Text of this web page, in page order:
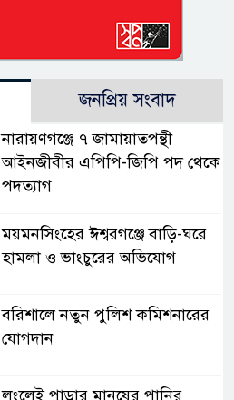
জনপ্রিয় সংবাদ
নারায়ণগঞ্জে ৭ জামায়াতপন্থী
আইনজীবীর এপিপি-জিপি পদ থেকে
পদত্যাগ
ময়মনসিংহের ঈশ্বরগঞ্জে বাড়ি-ঘরে
হামলা ও ভাংচুরের অভিযোগ
বরিশালে নতুন পুলিশ কমিশনারের
যোগদান
লংলেই পাড়ার মানুষের পানির